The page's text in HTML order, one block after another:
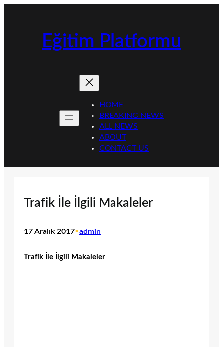
Eğitim Platformu
HOME
BREAKING NEWS
ALL NEWS
ABOUT
CONTACT US
Trafik İle İlgili Makaleler
17 Aralık 2017•admin
Trafik İle İlgili Makaleler